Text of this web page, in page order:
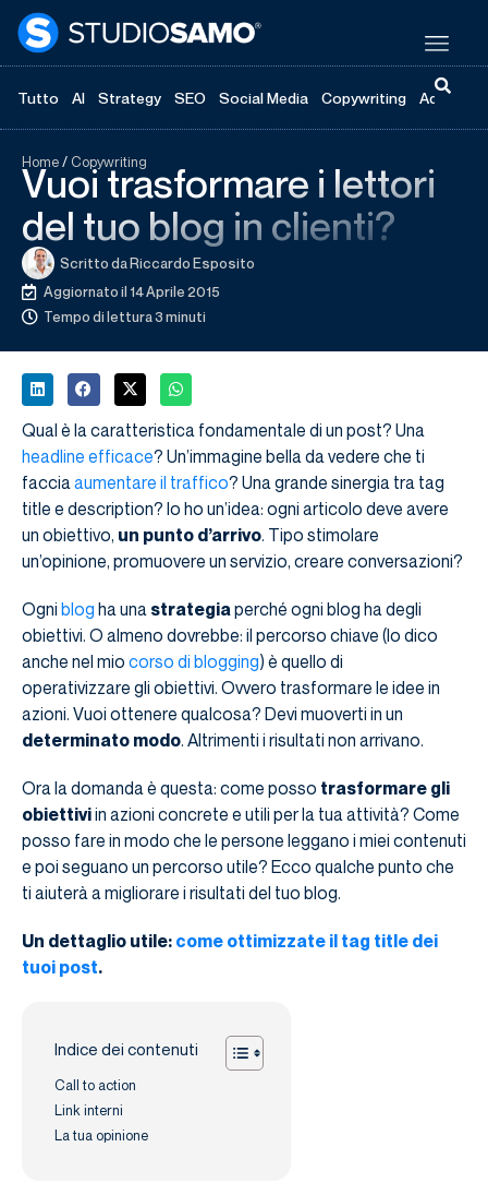
Tutto AI Strategy SEO Social Media Copywriting
Home/ Copywriting
Vuoi trasformare i lettori
del tuo blog in clienti?
Scritto daRiccardo Esposito
Aggiornato il 14 Aprile 2015
Tempo di lettura 3 minuti
Qual è la caratteristica fondamentale di un post? Una
headline efficace? Un’immagine bella da vedere che ti
faccia aumentare il traffico? Una grande sinergia tra tag
title e description? Io ho un’idea: ogni articolo deve avere
un obiettivo, un punto d’arrivo. Tipo stimolare
un’opinione, promuovere un servizio, creare conversazioni?
Ogni blog ha una strategia perché ogni blog ha degli
obiettivi. O almeno dovrebbe: il percorso chiave (lo dico
anche nel mio corso di blogging) è quello di
operativizzare gli obiettivi. Ovvero trasformare le idee in
azioni. Vuoi ottenere qualcosa? Devi muoverti in un
determinato modo. Altrimenti i risultati non arrivano.
Ora la domanda è questa: come posso trasformare gli
obiettiviin azioni concrete e utili per la tua attività? Come
posso fare in modo che le persone leggano i miei contenuti
e poi seguano un percorso utile? Ecco qualche punto che
ti aiuterà a migliorare i risultati del tuo blog.
Un dettaglio utile: come ottimizzate il tag title dei
tuoi post.
Indice dei contenuti
Call to action
Link interni
La tua opinione